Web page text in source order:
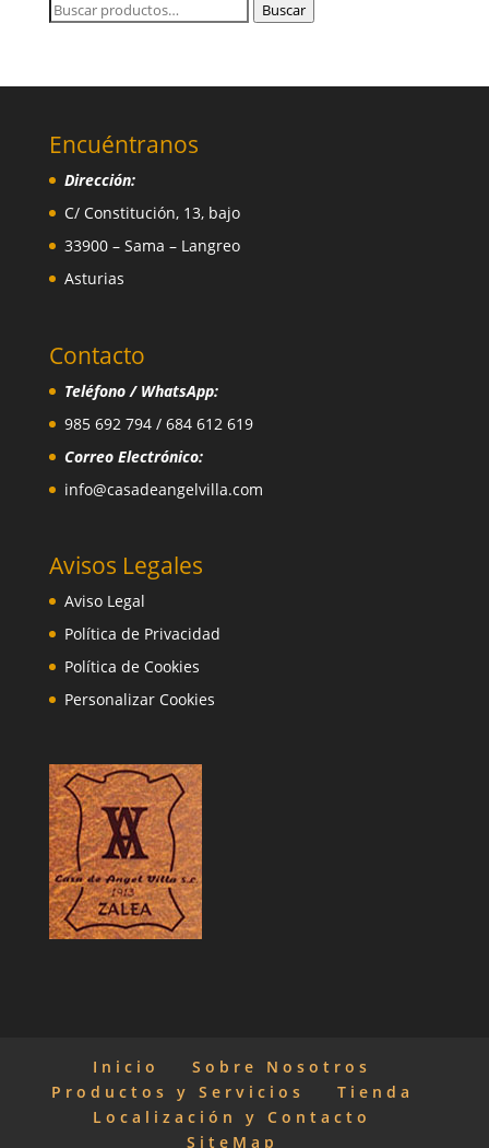
Buscar
Buscar
Encuéntranos
Dirección:
C/ Constitución, 13, bajo
33900 – Sama – Langreo
Asturias
Contacto
Teléfono / WhatsApp:
985 692 794 / 684 612 619
Correo Electrónico:
info@casadeangelvilla.com
Avisos Legales
Aviso Legal
Política de Privacidad
Política de Cookies
Personalizar Cookies
Inicio
Sobre Nosotros
Productos y Servicios
Tienda
Localización y Contacto
SiteMap